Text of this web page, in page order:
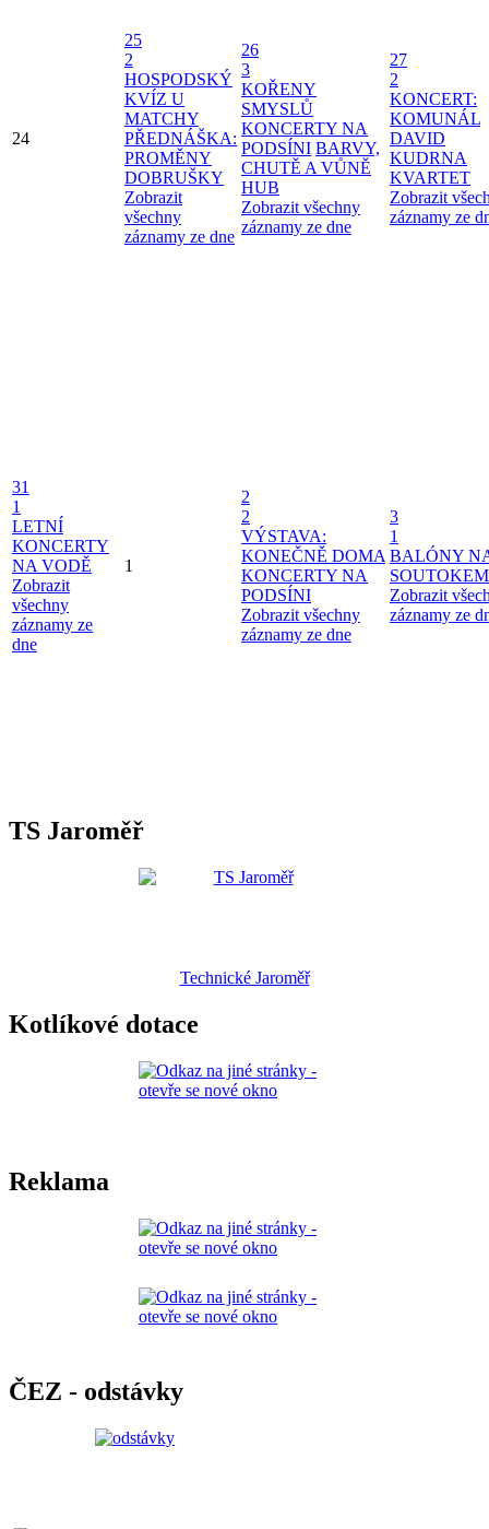
24
25
2
HOSPODSKÝ
KVÍZ U
MATCHY
PŘEDNÁŠKA:
PROMĚNY
DOBRUŠKY
Zobrazit
všechny
záznamy ze dne
26
3
KOŘENY
SMYSLŮ
KONCERTY NA
PODSÍNI BARVY,
CHUTĚ A VŮNĚ
HUB
Zobrazit všechny
záznamy ze dne
27
2
KONCERT:
KOMUNÁL
DAVID
KUDRNA
KVARTET
Zobrazit
záznamy ze
31
1
LETNÍ
KONCERTY
NA VODĚ
Zobrazit
všechny
záznamy ze
dne
1
2
2
VÝSTAVA:
KONEČNĚ DOMA
KONCERTY NA
PODSÍNI
Zobrazit všechny
záznamy ze dne
3
1
BALÓNY
SOUTOKEM
Zobrazit
záznamy ze
TS Jaroměř
Technické Jaroměř
Kotlíkové dotace
Reklama
ČEZ - odstávky